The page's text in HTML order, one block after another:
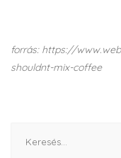
forrás: https://
shouldnt-mix-coffee